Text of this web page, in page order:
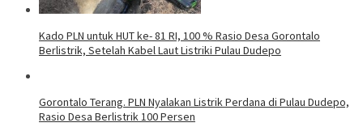
Kado PLN untuk HUT ke- 81 RI, 100 % Rasio Desa Gorontalo
Berlistrik, Setelah Kabel Laut Listriki Pulau Dudepo
Gorontalo Terang. PLN Nyalakan Listrik Perdana di Pulau Dudepo,
Rasio Desa Berlistrik 100 Persen